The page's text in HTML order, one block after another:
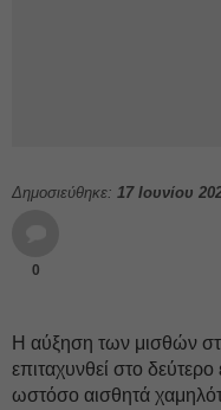
Δημοσιεύθηκε: 17 Ιουνίου
0
Η αύξηση των μισθών
επιταχυνθεί στο
ωστόσο αισθητά